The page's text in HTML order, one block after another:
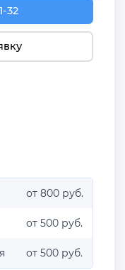
32
от 800 руб.
от 500 руб.
от 500 руб.